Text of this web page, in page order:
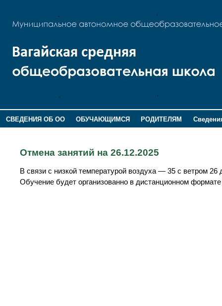
СВЕДЕНИЯ ОБ ОО ОБУЧАЮЩИМСЯ РОДИТЕЛЯМ
Отмена занятий на 26.12.2025
В связи с низкой температурой воздуха — 35 с ветром
Обучение будет организованно в дистанционном формате